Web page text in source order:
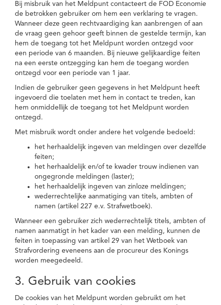
Bij misbruik van het Meldpunt contacteert de FOD Economie
de betrokken gebruiker om hem een verklaring te vragen.
Wanneer deze geen rechtvaardiging kan aanbrengen of aan
de vraag geen gehoor geeft binnen de gestelde termijn, kan
hem de toegang tot het Meldpunt worden ontzegd voor
een periode van 6 maanden. Bij nieuwe gelijkaardige feiten
na een eerste ontzegging kan hem de toegang worden
ontzegd voor een periode van 1 jaar.
Indien de gebruiker geen gegevens in het Meldpunt heeft
ingevoerd die toelaten met hem in contact te treden, kan
hem onmiddellijk de toegang tot het Meldpunt worden
ontzegd.
Met misbruik wordt onder andere het volgende bedoeld:
het herhaaldelijk ingeven van meldingen over dezelfde
feiten;
het herhaaldelijk en/of te kwader trouw indienen van
ongegronde meldingen (laster);
het herhaaldelijk ingeven van zinloze meldingen;
wederrechtelijke aanmatiging van titels, ambten of
namen (artikel 227 e.v. Strafwetboek).
Wanneer een gebruiker zich wederrechtelijk titels, ambten of
namen aanmatigt in het kader van een melding, kunnen de
feiten in toepassing van artikel 29 van het Wetboek van
Strafvordering eveneens aan de procureur des Konings
worden meegedeeld.
3. Gebruik van cookies
De cookies van het Meldpunt worden gebruikt om het